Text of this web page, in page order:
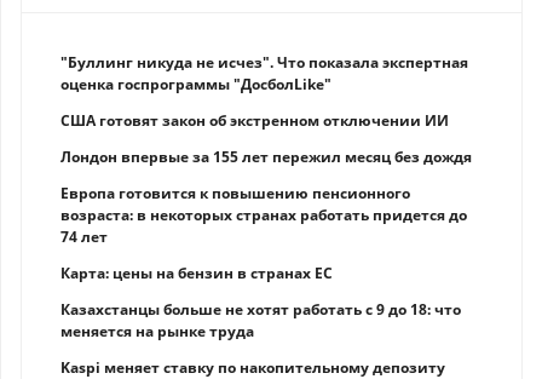
"Буллинг никуда не исчез". Что показала экспертная
оценка госпрограммы "ДосболLike"
США готовят закон об экстренном отключении ИИ
Лондон впервые за 155 лет пережил месяц без дождя
Европа готовится к повышению пенсионного
возраста: в некоторых странах работать придется до
74 лет
Карта: цены на бензин в странах ЕС
Казахстанцы больше не хотят работать с 9 до 18: что
меняется на рынке труда
Kaspi меняет ставку по накопительному депозиту